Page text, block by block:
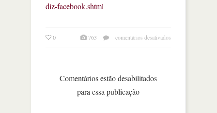
diz-facebook.shtml
0 763 comentários desativados
Comentários estão desabilitados
para essa publicação